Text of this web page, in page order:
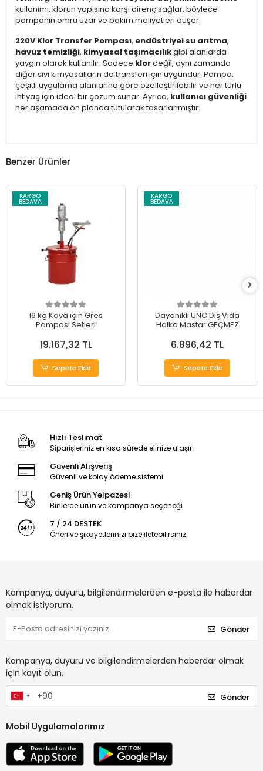
kullanımı, klorun yapısına karşı direnç sağlar, böylece
pompanın ömrü uzar ve bakım maliyetleri düşer.
220V Klor Transfer Pompası, endüstriyel su arıtma,
havuz temizliği, kimyasal taşımacılıkgibi alanlarda
yaygın olarak kullanılır. Sadece klordeğil, aynı zamanda
diğer sıvı kimyasalların da transferi için uygundur. Pompa,
çeşitli uygulama alanlarına göre özelleştirilebilir ve her türlü
ihtiyaç için ideal bir çözüm sunar. Ayrıca, kullanıcı güvenliği
her aşamada ön planda tutularak tasarlanmıştır.
Benzer Ürünler
KARGO
BEDAVA
16 kg Kova için Gres
Pompası Setleri
19.167,32 TL
Sepete Ekle
KARGO
BEDAVA
Dayanıklı UNC Diş Vida
Halka Mastar GEÇMEZ
6.896,42 TL
Sepete Ekle
Hızlı Teslimat
Siparişleriniz en kısa sürede elinize ulaşır.
Güvenli Alışveriş
Güvenli ve kolay ödeme sistemi
Geniş Ürün Yelpazesi
Binlerce ürün ve kampanya seçeneği
7 / 24 DESTEK
Öneri ve şikayetlerinizi bize iletebilirsiniz.
Kampanya, duyuru, bilgilendirmelerden e-posta ile haberdar
olmak istiyorum.
Gönder
Kampanya, duyuru ve bilgilendirmelerden haberdar olmak
için kayıt olun.
Gönder
Mobil Uygulamalarımız